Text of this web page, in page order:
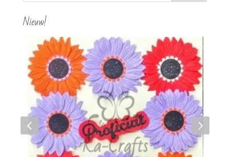
Nieuw!